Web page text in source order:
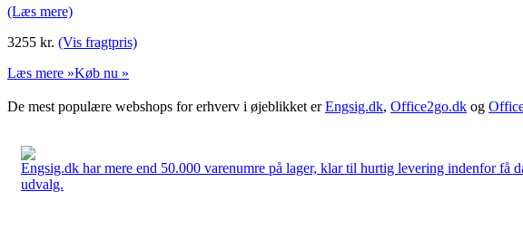
(Læs mere)
3255 kr. (Vis fragtpris)
Læs mere »Køb nu »
De mest populære webshops for erhverv i øjeblikket erEngsig.dk, Office2go.dk og
Engsig.dk har mere end 50.000 varenumre på lager, klar til hurtig levering indenfor
udvalg.